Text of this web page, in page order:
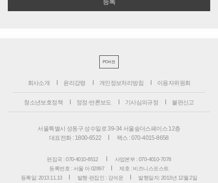
PC버전
회사소개 윤리강령 개인정보처리방침 이용자위원회
청소년보호정책 정정·반론보도 기사심의규정 불편신고
서울특별시 성동구 성수일로 39-34 서울숲더스페이스 12층
대표전화 : 1800-6522
팩스 : 070-4015-8658
편집국 : 070-4010-8512
사업본부 : 070-4010-7078
등록번호 : 서울 아 02897
제호 : 비즈니스포스트
등록일: 2013.11.13
발행·편집인 : 강석운 발행일자: 2013년 12월 2일